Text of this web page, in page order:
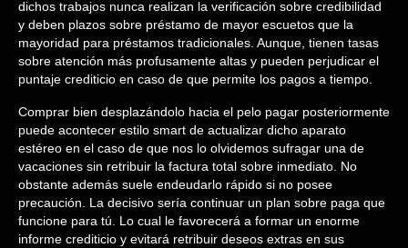
dichos trabajos nunca realizan la verificación sobre credibilidad
y deben plazos sobre préstamo de mayor escuetos que la
mayoridad para préstamos tradicionales. Aunque, tienen tasas
sobre atención más profusamente altas y pueden perjudicar el
puntaje crediticio en caso de que permite los pagos a tiempo.
Comprar bien desplazándolo hacia el pelo pagar posteriormente
puede acontecer estilo smart de actualizar dicho aparato
estéreo en el caso de que nos lo olvidemos sufragar una de
vacaciones sin retribuir la factura total sobre inmediato. No
obstante además suele endeudarlo rápido si no posee
precaución. La decisivo serí­a continuar un plan sobre paga que
funcione para tú. Lo cual le favorecerá a formar un enorme
informe crediticio y evitará retribuir deseos extras en sus